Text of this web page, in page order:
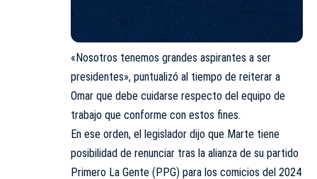
«Nosotros tenemos grandes aspirantes a ser
presidentes», puntualizó al tiempo de reiterar a
Omar que debe cuidarse respecto del equipo de
trabajo que conforme con estos fines.
En ese orden, el legislador dijo que Marte tiene
posibilidad de renunciar tras la alianza de su partido
Primero La Gente (PPG) para los comicios del 2024